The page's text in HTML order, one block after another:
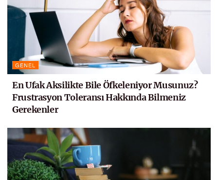
GENEL
En Ufak Aksilikte Bile Öfkeleniyor Musunuz?
Frustrasyon Toleransı Hakkında Bilmeniz
Gerekenler